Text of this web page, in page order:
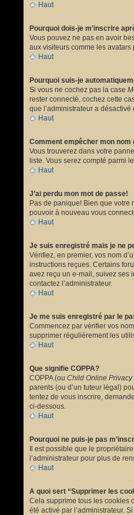
Haut
Pourquoi dois-je m’inscrire
Vous pouvez ne pas en avoir
aux visiteurs comme les avatars
Haut
Pourquoi suis-je
Si vous ne cochez pas la case
rester connecté, cochez cette
que l’administrateur a
Haut
Comment empêcher mon
Vous trouverez dans votre
liste. Vous serez compté parmi
Haut
J’ai perdu mon mot de passe!
Pas de panique! Bien que
pouvoir à nouveau vous
Haut
Je suis enregistré mais je ne
Vérifiez, en premier, vos nom
instructions reçues. Certains
avez reçu un e-mail, suivez ses
contactez l’administrateur.
Haut
Je me suis enregistré par le
Commencez par vérifier vos
supprimer régulièrement les
Haut
Que signifie COPPA?
COPPA (ou Child Online
parents (ou d’un tuteur légal)
tentez de vous inscrire,
ci-dessous.
Haut
Pourquoi ne puis-je pas
Il est possible que le
l’administrateur pour plus de
Haut
A quoi sert “Supprimer les
Cela supprime tous les cookies
été activé par l’administrateur.